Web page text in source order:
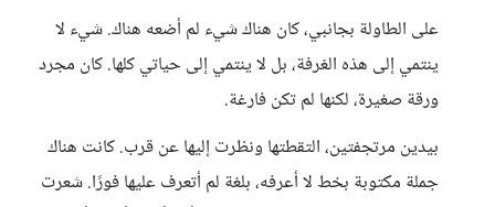
على الطاولة بجانبي، كان هناك شيء لم أضعه هناك. شيء لا
ينتمي إلى هذه الغرفة، بل لا ينتمي إلى حياتي كلها. كان مجرد
ورقة صغيرة، لكنها لم تكن فارغة.
بيدين مرتجفتين، التقطتها ونظرت إليها عن قرب. كانت هناك
جملة مكتوبة بخط لا أعرفه، بلغة لم أتعرف عليها فورًا. شعرت